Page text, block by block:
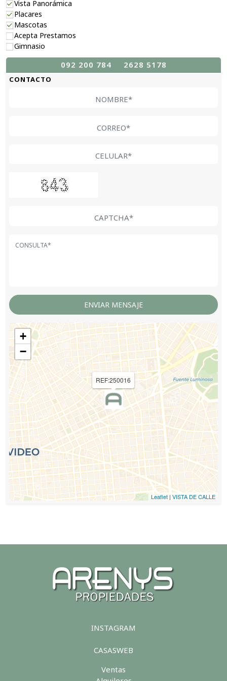
Vista Panorámica
Placares
Mascotas
Acepta Prestamos
Gimnasio
092 200 784 2628 5178
CONTACTO
REF:250016
+
−
Leaflet | VISTA DE CALLE
INSTAGRAM
CASASWEB
Ventas